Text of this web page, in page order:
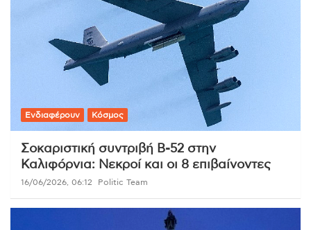
Ενδιαφέρουν Κόσμος
Σοκαριστική συντριβή B-52 στην
Καλιφόρνια: Νεκροί και οι 8 επιβαίνοντες
16/06/2026, 06:12 Politic Team